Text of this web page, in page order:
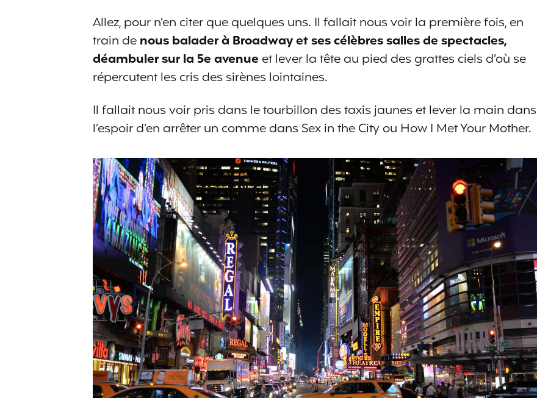
Allez, pour n’en citer que quelques uns. Il fallait nous voir la première fois, en
train denous balader à Broadway et ses célèbres salles de spectacles,
déambuler sur la 5e avenue et lever la tête au pied des grattes ciels d’où se
répercutent les cris des sirènes lointaines.
Il fallait nous voir pris dans le tourbillon des taxis jaunes et lever la main dans
l’espoir d’en arrêter un comme dans Sex in the City ou How I Met Your Mother.